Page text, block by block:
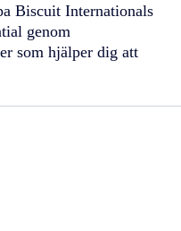
Biscuit Internationals
genom
som hjälper dig att